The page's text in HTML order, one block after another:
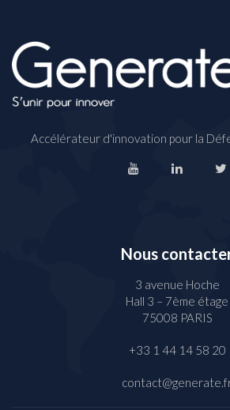
Accélérateur d'innovation pour la
Nous
3 avenue Hoche
Hall 3 – 7ème étage
75008 PARIS
+33 1 44 14 58 20